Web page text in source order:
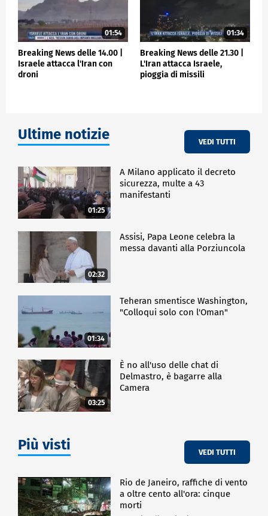
01:54
Breaking News delle 14.00 |
Israele attacca l'Iran con
droni
01:34
Breaking News delle 21.30 |
L'Iran attacca Israele,
pioggia di missili
Ultime notizie VEDI TUTTI
01:25
A Milano applicato il decreto
sicurezza, multe a 43
manifestanti
02:32
Assisi, Papa Leone celebra la
messa davanti alla Porziuncola
01:34
Teheran smentisce Washington,
"Colloqui solo con l'Oman"
03:25
È no all'uso delle chat di
Delmastro, è bagarre alla
Camera
Più visti VEDI TUTTI
Rio de Janeiro, raffiche di vento
a oltre cento all'ora: cinque
morti